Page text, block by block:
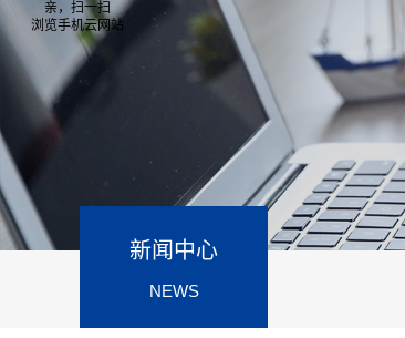
新闻中心
NEWS
亲，扫一扫
浏览手机云网站